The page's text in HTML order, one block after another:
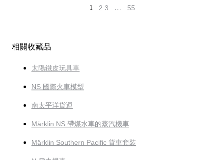
1 2 3 … 55
相關收藏品
太陽鐵皮玩具車
NS 國際火車模型
南太平洋貨運
Märklin NS 帶煤水車的蒸汽機車
Märklin Southern Pacific 貨車套裝